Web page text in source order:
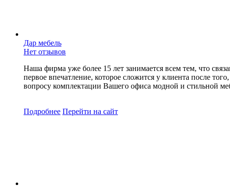
Дар мебель
Нет отзывов
Наша фирма уже более 15 лет занимается всем тем, что
первое впечатление, которое сложится у клиента после
вопросу комплектации Вашего офиса модной и стильной
Подробнее Перейти на сайт